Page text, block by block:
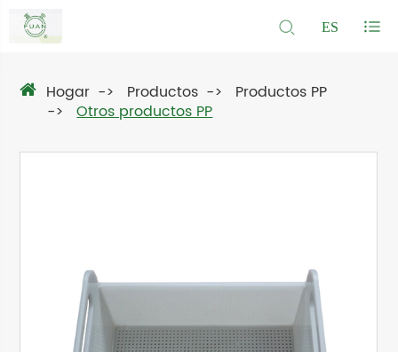
ES
Hogar Productos
Productos PP
Otros productos PP